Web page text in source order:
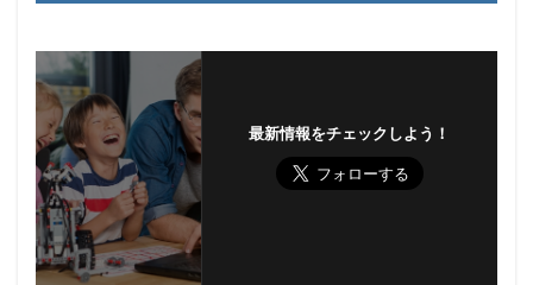
最新情報をチェックしよう！